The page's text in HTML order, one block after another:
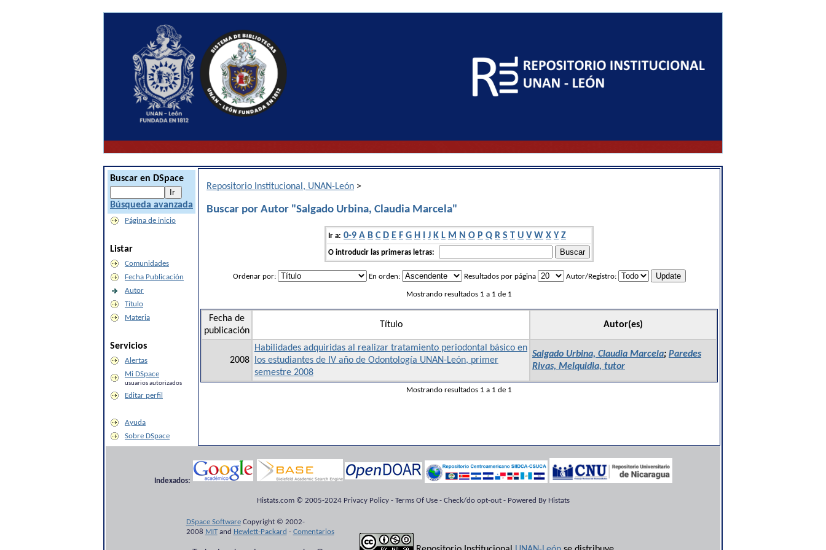
Buscar en DSpace
Búsqueda avanzada
Página de inicio
Listar
Comunidades
Fecha Publicación
Autor
Título
Materia
Servicios
Alertas
Mi DSpace
usuarios autorizados
Editar perfil
Ayuda
Sobre DSpace
Repositorio Institucional, UNAN-León >
Buscar por Autor "Salgado Urbina, Claudia Marcela"
Ir a: 0-9 A B C D E F G H I J K L M N O P Q R S T U V W X Y Z
O introducir las primeras letras:
Ordenar por: En orden: Resultados por página Autor/Registro:
Mostrando resultados 1 a 1 de 1
Fecha de
publicación
Título Autor(es)
2008
Habilidades adquiridas al realizar tratamiento periodontal básico en
los estudiantes de IV año de Odontología UNAN-León, primer
semestre 2008
Salgado Urbina, Claudia Marcela; Paredes
Rivas, Melquidia, tutor
Mostrando resultados 1 a 1 de 1
Indexados:
Histats.com © 2005-2024 Privacy Policy - Terms Of Use - Check/do opt-out - Powered By Histats
DSpace SoftwareCopyright © 2002-
2008 MITand Hewlett-Packard - Comentarios